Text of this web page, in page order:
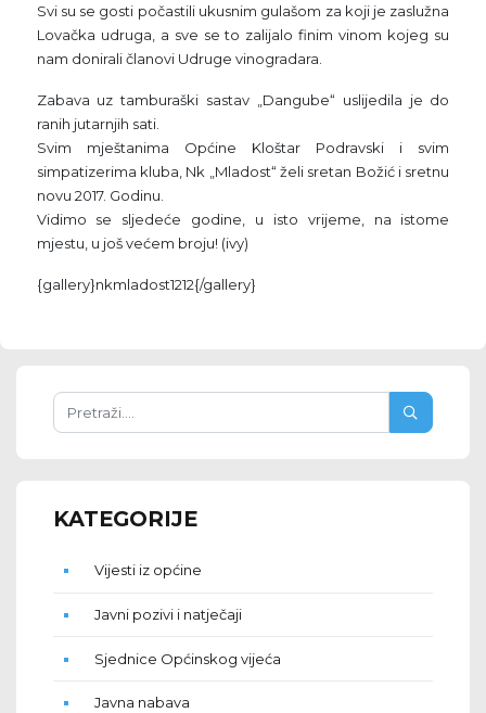
Svi su se gosti počastili ukusnim gulašom za koji je zaslužna
Lovačka udruga, a sve se to zalijalo finim vinom kojeg su
nam donirali članovi Udruge vinogradara.
Zabava uz tamburaški sastav „Dangube“ uslijedila je do
ranih jutarnjih sati.
Svim mještanima Općine Kloštar Podravski i svim
simpatizerima kluba, Nk „Mladost“ želi sretan Božić i sretnu
novu 2017. Godinu.
Vidimo se sljedeće godine, u isto vrijeme, na istome
mjestu, u još većem broju! (ivy)
{gallery}nkmladost1212{/gallery}
KATEGORIJE
Vijesti iz općine
Javni pozivi i natječaji
Sjednice Općinskog vijeća
Javna nabava